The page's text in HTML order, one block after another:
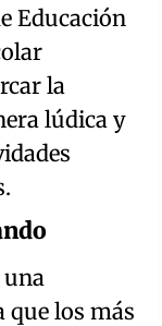
Educación
la
lúdica y
una
que los más